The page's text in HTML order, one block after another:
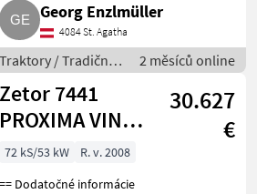
Georg Enzlmüller
4084 St. Agatha
Traktory / Tradičný
traktor
2 měsíců online
Zetor 7441
PROXIMA VIN
637
30.627
€
72 kS/53 kW
R. v. 2008
== Dodatočné informácie